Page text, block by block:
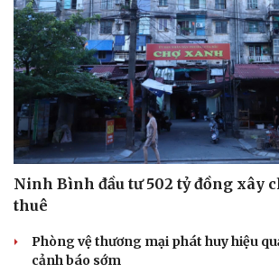
Sức khỏe
Dinh dưỡng - món ngon
Cây thuốc
Sản phụ khoa
Nhi khoa
Nam khoa
Làm đẹp - giảm cân
Phòng mạch online
Đời sống
Nhà đẹp
Blog
Tình yêu
Ninh Bình đầu tư 502 tỷ đồng xây
thuê
Phòng vệ thương mại phát huy hiệu
cảnh báo sớm